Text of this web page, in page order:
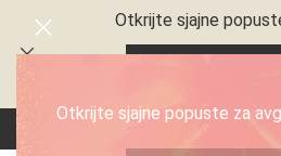
Otkrijte sjajne popuste za
Otkrijte sjajne